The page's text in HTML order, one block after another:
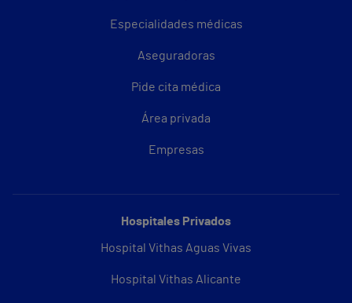
Especialidades médicas
Aseguradoras
Pide cita médica
Área privada
Empresas
Hospitales Privados
Hospital Vithas Aguas Vivas
Hospital Vithas Alicante